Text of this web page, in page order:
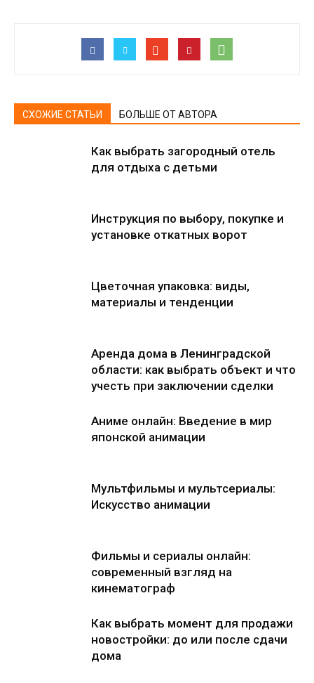
СХОЖИЕ СТАТЬИ БОЛЬШЕ ОТ АВТОРА
Как выбрать загородный отель
для отдыха с детьми
Инструкция по выбору, покупке и
установке откатных ворот
Цветочная упаковка: виды,
материалы и тенденции
Аренда дома в Ленинградской
области: как выбрать объект и что
учесть при заключении сделки
Аниме онлайн: Введение в мир
японской анимации
Мультфильмы и мультсериалы:
Искусство анимации
Фильмы и сериалы онлайн:
современный взгляд на
кинематограф
Как выбрать момент для продажи
новостройки: до или после сдачи
дома